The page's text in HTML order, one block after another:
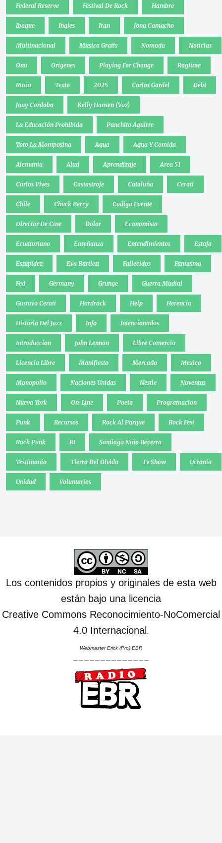
Federal Reserve Festival De Rock Hambre
Ibague Ingles Iran Jona Camacho
Multinacional Musica Gratis Nomada Noticias
Onu Origenes Playing For Change Ragtime
Rusia Texto 2025 Carlos Gardel Debt
Jany Cordoba Kelly Hansen (Voz)
La Educación Prohibida Panchito Aguirre
Toto La Momposina Agua Agua Y Comida
Alemania Alud Aprendizaje Area 51
Carlos Vives Castastrofe Cataluña Cerati
Chile Chuck Berry Codigo Fuente
Director De Cine Dolor Economista
Ecuatoriano Enseñanza Entendimientos Estafa
Estupidez Eva Bartlett Fallecidos Fantasma
Fed Germany Grunge Guerra Mudial
Gustavo Cerati Hardrock Help Herencia
Historia Del Jazz Info Intencionados
Introduccion John Lennon Libre Comercio
Licencia Libre Manifiesto Mercado Mexico
Monopolio Naciones Unidas Nestle Noventas
Nueva York On-Line Poeta Programacion
Punk Recursos Rock Al Parque Rock Fest
Rock Punk Rt Santiago Niño Becerra
Testimonio Tierra Del Olvido Tv Show Ucrania
Unidad Voluntarios
Los contenidos propios y originales de esta web
están bajo una licencia
Creative Commons Reconocimiento-NoComercial
4.0 Internacional
Webmaster Erick (Pro) EBR
--------------